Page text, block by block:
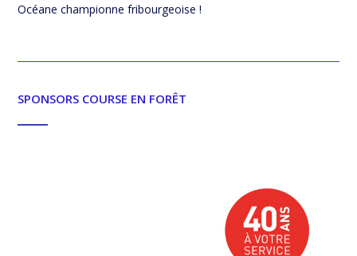
Océane championne fribourgeoise !
SPONSORS COURSE EN FORÊT